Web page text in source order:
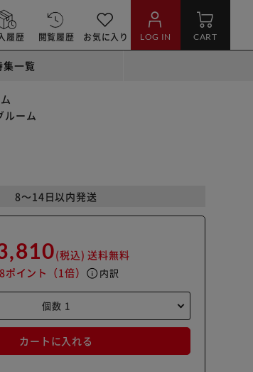
履歴 閲覧履歴 お気に入り LOG IN CART
集一覧
ルーム
8～14日以内発送
(税込) 送料無料
ポイント （1倍） info 内訳
カートに入れる